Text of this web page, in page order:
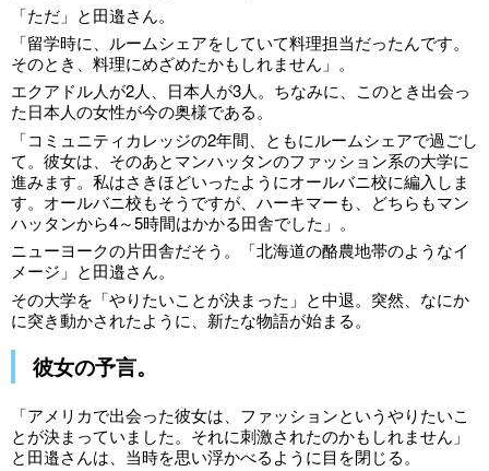
「ただ」と田邉さん。
「留学時に、ルームシェアをしていて料理担当だったんです。
そのとき、料理にめざめたかもしれません」。
エクアドル人が2人、日本人が3人。ちなみに、このとき出会っ
た日本人の女性が今の奥様である。
「コミュニティカレッジの2年間、ともにルームシェアで過ごし
て。彼女は、そのあとマンハッタンのファッション系の大学に
進みます。私はさきほどいったようにオールバニ校に編入しま
す。オールバニ校もそうですが、ハーキマーも、どちらもマン
ハッタンから4～5時間はかかる田舎でした」。
ニューヨークの片田舎だそう。「北海道の酪農地帯のようなイ
メージ」と田邉さん。
その大学を「やりたいことが決まった」と中退。突然、なにか
に突き動かされたように、新たな物語が始まる。
彼女の予言。
「アメリカで出会った彼女は、ファッションというやりたいこ
とが決まっていました。それに刺激されたのかもしれません」
と田邉さんは、当時を思い浮かべるように目を閉じる。